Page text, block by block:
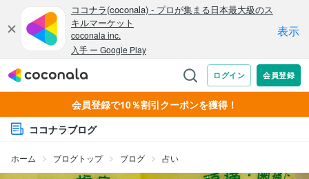
会員登録で10％割引クーポンを獲得！
ココナラブログ
ホーム ブログトップ ブログ 占い